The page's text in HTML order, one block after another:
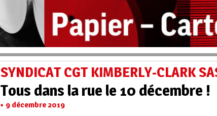
SYNDICAT CGT KIMBERLY-CLARK
Tous dans la rue le 10 décembre !
9 décembre 2019